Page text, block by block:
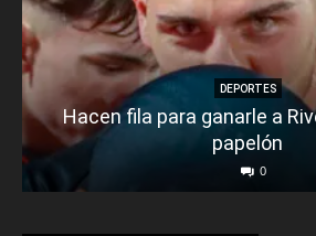
DEPORTES
Hacen fila para ganarle a
papelón
0